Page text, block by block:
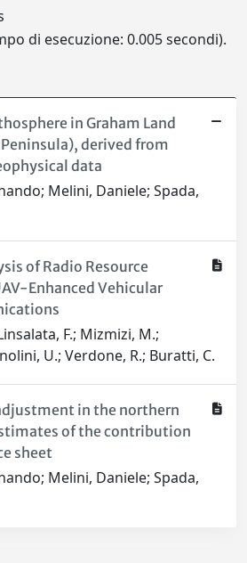
di esecuzione: 0.005 secondi).
in Graham Land
derived from
data
Melini, Daniele; Spada,
of Radio Resource
Enhanced Vehicular
F.; Mizmizi, M.;
U.; Verdone, R.; Buratti, C.
in the northern
of the contribution
sheet
Melini, Daniele; Spada,